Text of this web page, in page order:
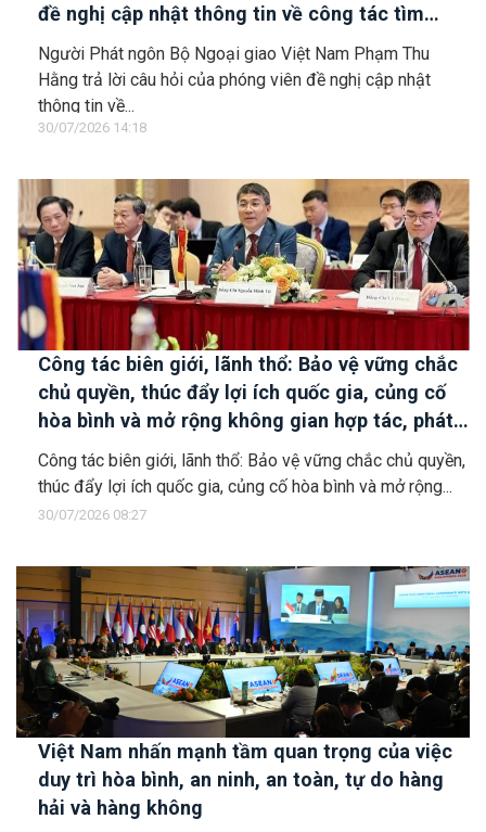
đề nghị cập nhật thông tin về công tác tìm
kiếm, cứu hộ các thuyền viên Việt Nam trên tàu
Khôi Nguyên 18
Người Phát ngôn Bộ Ngoại giao Việt Nam Phạm Thu
Hằng trả lời câu hỏi của phóng viên đề nghị cập nhật
thông tin về...
30/07/2026 14:18
Công tác biên giới, lãnh thổ: Bảo vệ vững chắc
chủ quyền, thúc đẩy lợi ích quốc gia, củng cố
hòa bình và mở rộng không gian hợp tác, phát
triển
Công tác biên giới, lãnh thổ: Bảo vệ vững chắc chủ quyền,
thúc đẩy lợi ích quốc gia, củng cố hòa bình và mở rộng...
30/07/2026 08:27
Việt Nam nhấn mạnh tầm quan trọng của việc
duy trì hòa bình, an ninh, an toàn, tự do hàng
hải và hàng không